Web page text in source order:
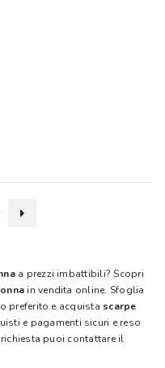
a prezzi imbattibili? Scopri
in vendita online. Sfoglia
preferito e acquista scarpe
e pagamenti sicuri e reso
puoi contattare il